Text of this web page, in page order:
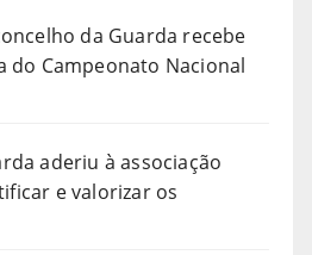
da Guarda recebe
do Campeonato Nacional
aderiu à associação
e valorizar os